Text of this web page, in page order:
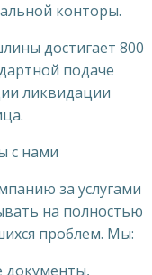
конторы.
достигает 800
подаче
ликвидации
с нами
за услугами
на полностью
проблем. Мы:
документы,